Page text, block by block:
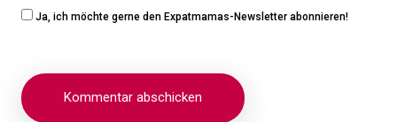
Ja, ich möchte gerne den Expatmamas-Newsletter abonnieren!